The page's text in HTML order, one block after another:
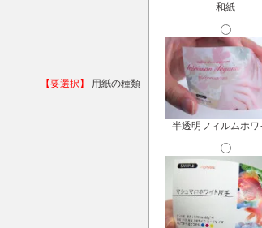
【要選択】 用紙の種類
和紙
半透明フィルムホワ